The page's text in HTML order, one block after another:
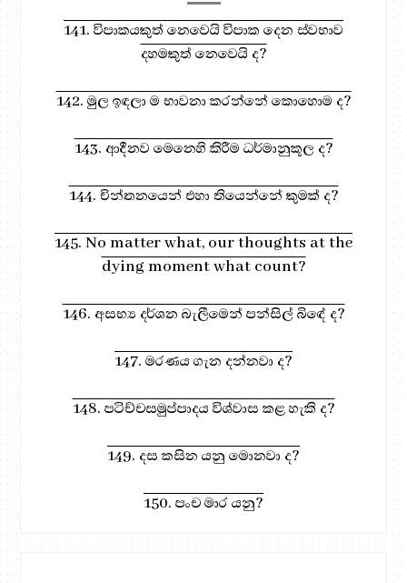
141. විපාකයකුත් නෙවෙයි විපාක දෙන ස්වභාව
දහමකුත් නෙවෙයි ද?
142. මුල ඉඳලා ම භාවනා කරන්නේ කොහොම ද?
143. ආදීනව මෙනෙහි කිරීම ධර්මානුකූල ද?
144. චින්තනයෙන් එහා තියෙන්නේ කුමක් ද?
145. No matter what, our thoughts at the
dying moment what count?
146. අසභ්‍ය දර්ශන බැලීමෙන් පන්සිල් බිඳේ ද?
147. මරණය ගැන දන්නවා ද?
148. පටිච්චසමුප්පාදය විශ්වාස කළ හැකි ද?
149. දස කසින යනු මොනවා ද?
150. පංච මාර යනු?